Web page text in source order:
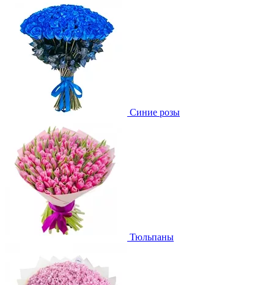
Синие розы
Тюльпаны